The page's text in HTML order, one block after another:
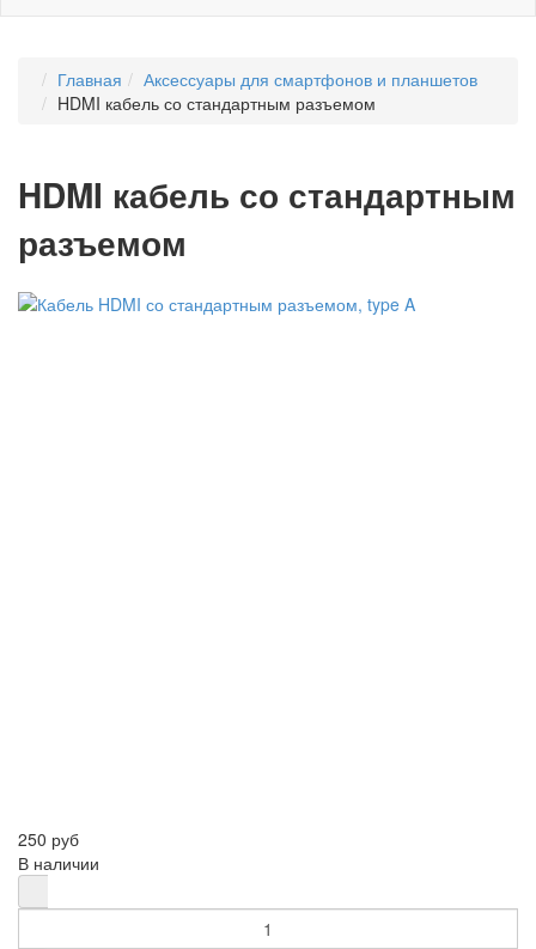
Главная
Аксессуары для смартфонов и планшетов
HDMI кабель со стандартным разъемом
HDMI кабель со стандартным
разъемом
250 руб
В наличии